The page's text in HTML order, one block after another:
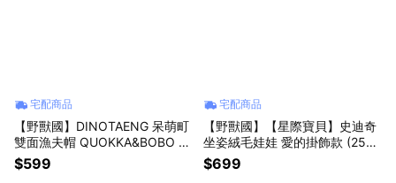
宅配商品
【野獸國】DINOTAENG 呆萌町
雙面漁夫帽 QUOKKA&BOBO 草
裙款
$599
宅配商品
【野獸國】【星際寶貝】史迪奇
坐姿絨毛娃娃 愛的掛飾款 (25c
m)
$699